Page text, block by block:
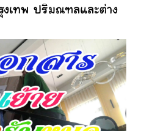
งเทพ ปริมณฑลและต่าง